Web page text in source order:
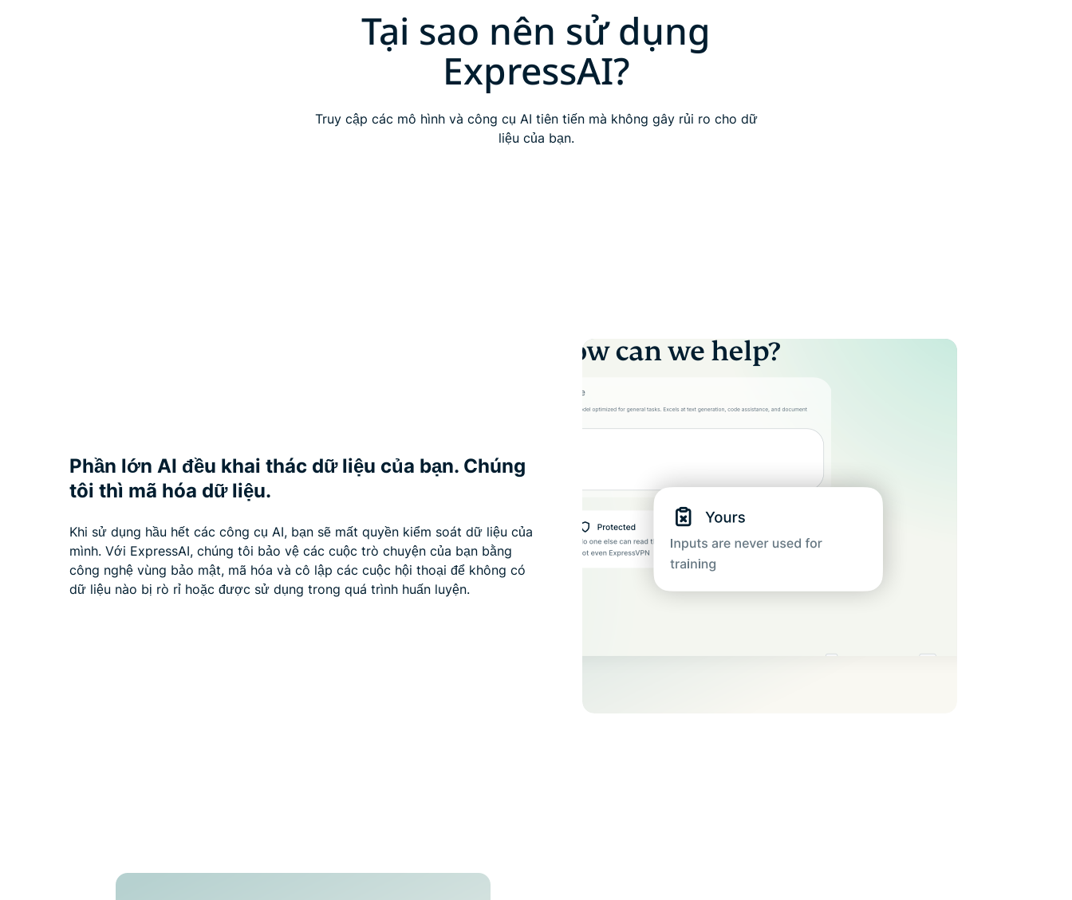
Tại sao nên sử dụng
ExpressAI?
Truy cập các mô hình và công cụ AI tiên tiến mà không gây rủi ro cho dữ
liệu của bạn.
Phần lớn AI đều khai thác dữ liệu của bạn. Chúng
tôi thì mã hóa dữ liệu.
Khi sử dụng hầu hết các công cụ AI, bạn sẽ mất quyền kiểm soát dữ liệu của
mình. Với ExpressAI, chúng tôi bảo vệ các cuộc trò chuyện của bạn bằng
công nghệ vùng bảo mật, mã hóa và cô lập các cuộc hội thoại để không có
dữ liệu nào bị rò rỉ hoặc được sử dụng trong quá trình huấn luyện.